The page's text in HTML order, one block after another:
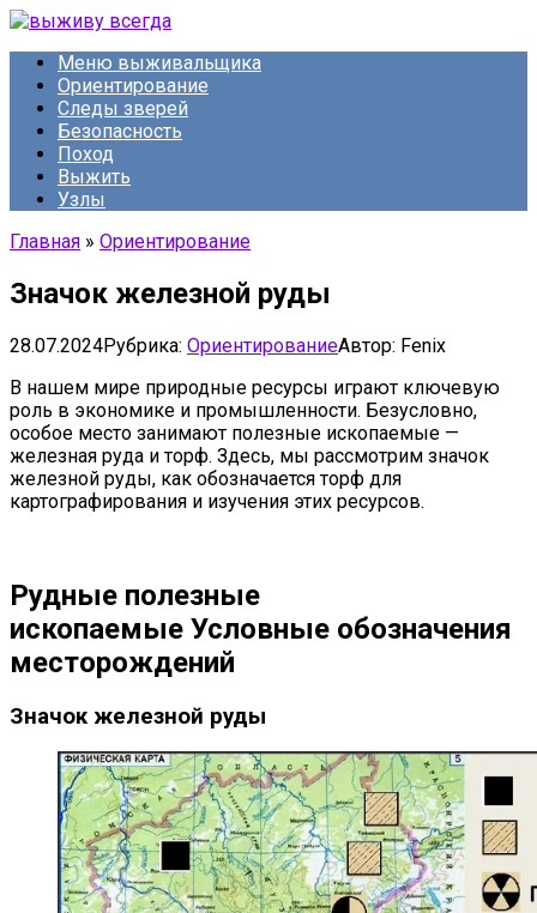
Перейти
контентуМеню выживальщика
Ориентирование
Следы зверей
Безопасность
Поход
Выжить
Узлы
Главная » Ориентирование
Значок железной руды
28.07.2024Рубрика: ОриентированиеАвтор: Fenix
В нашем мире природные ресурсы играют ключевую
роль в экономике и промышленности. Безусловно,
особое место занимают полезные ископаемые —
железная руда и торф. Здесь, мы рассмотрим значок
железной руды, как обозначается торф для
картографирования и изучения этих ресурсов.
Рудные полезные
ископаемые Условные обозначения
месторождений
Значок железной руды